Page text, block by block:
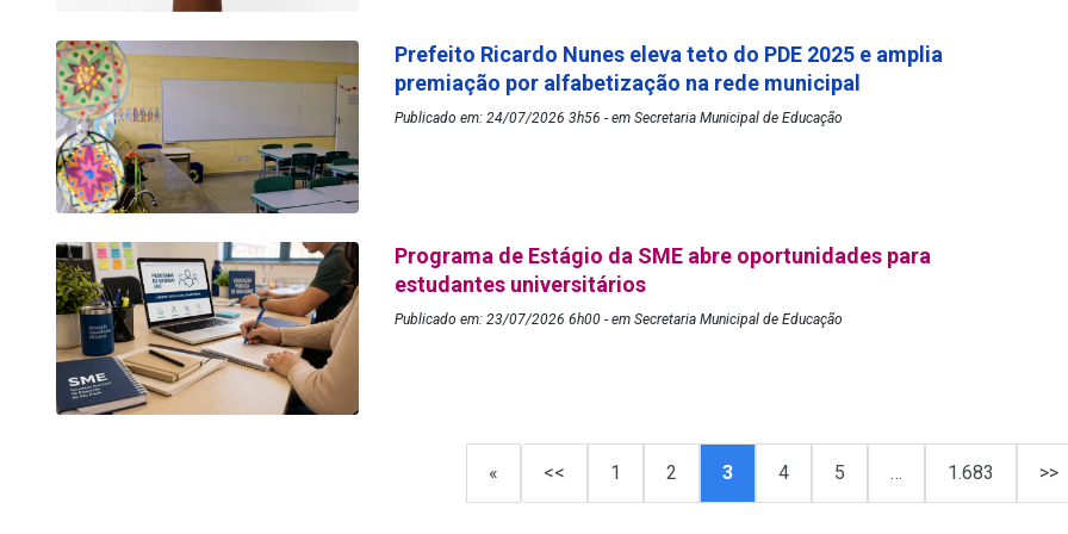
Prefeito Ricardo Nunes eleva teto do PDE 2025 e amplia
premiação por alfabetização na rede municipal
Publicado em: 24/07/2026 3h56 - em Secretaria Municipal de Educação
Programa de Estágio da SME abre oportunidades para
estudantes universitários
Publicado em: 23/07/2026 6h00 - em Secretaria Municipal de Educação
« << 1 2 3 4 5 … 1.683 >>